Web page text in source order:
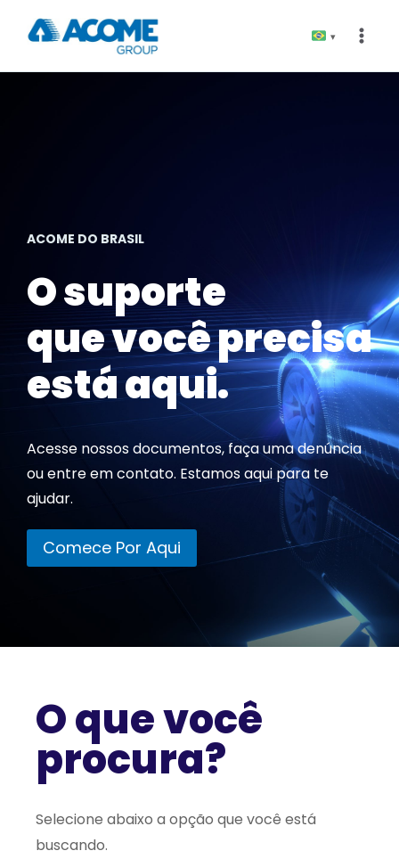
para
▾
ACOME DO BRASIL
O suporte
que você precisa
está aqui.
Acesse nossos documentos, faça uma denúncia
ou entre em contato. Estamos aqui para te
ajudar.
Comece Por Aqui
O que você
procura?
Selecione abaixo a opção que você está
buscando.